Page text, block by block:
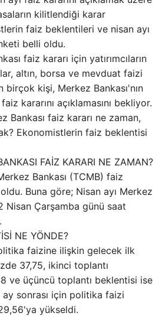
kilitlendiği karar
faiz beklentileri ve nisan ayı
belli oldu.
faiz kararı için yatırımcıların
altın, borsa ve mevduat faizi
birçok kişi, Merkez Bankası'nın
kararını açıklamasını bekliyor.
Bankası faiz kararı ne zaman,
Ekonomistlerin faiz beklentisi
FAİZ KARARI NE ZAMAN?
Bankası (TCMB) faiz
Buna göre; Nisan ayı Merkez
Nisan Çarşamba günü saat
NE YÖNDE?
faizine ilişkin gelecek ilk
37,75, ikinci toplantı
ve üçüncü toplantı beklentisi ise
sonrası için politika faizi
yükseldi.